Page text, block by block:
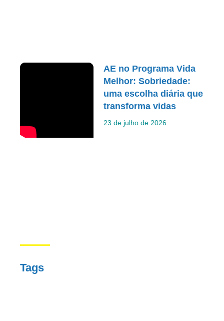
AE no Programa Vida
Melhor: Sobriedade:
uma escolha diária que
transforma vidas
23 de julho de 2026
Tags